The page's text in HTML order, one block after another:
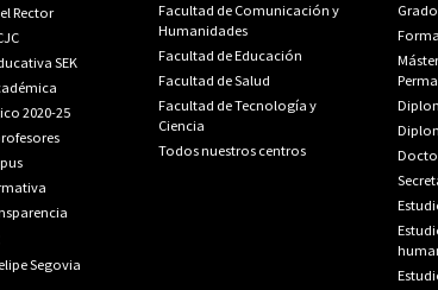
Rector
SEK
2020-25
Segovia
Facultad de Comunicación y
Humanidades
Facultad de Educación
Facultad de Salud
Facultad de Tecnología y
Ciencia
Todos nuestros centros